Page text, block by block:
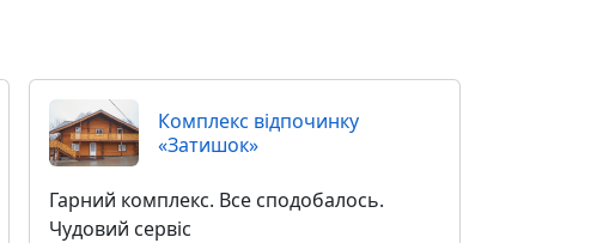
Комплекс відпочинку
«Затишок»
Гарний комплекс. Все сподобалось.
Чудовий сервіс